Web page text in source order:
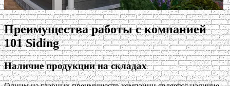
Преимущества работы с компанией
101 Siding
Наличие продукции на складах